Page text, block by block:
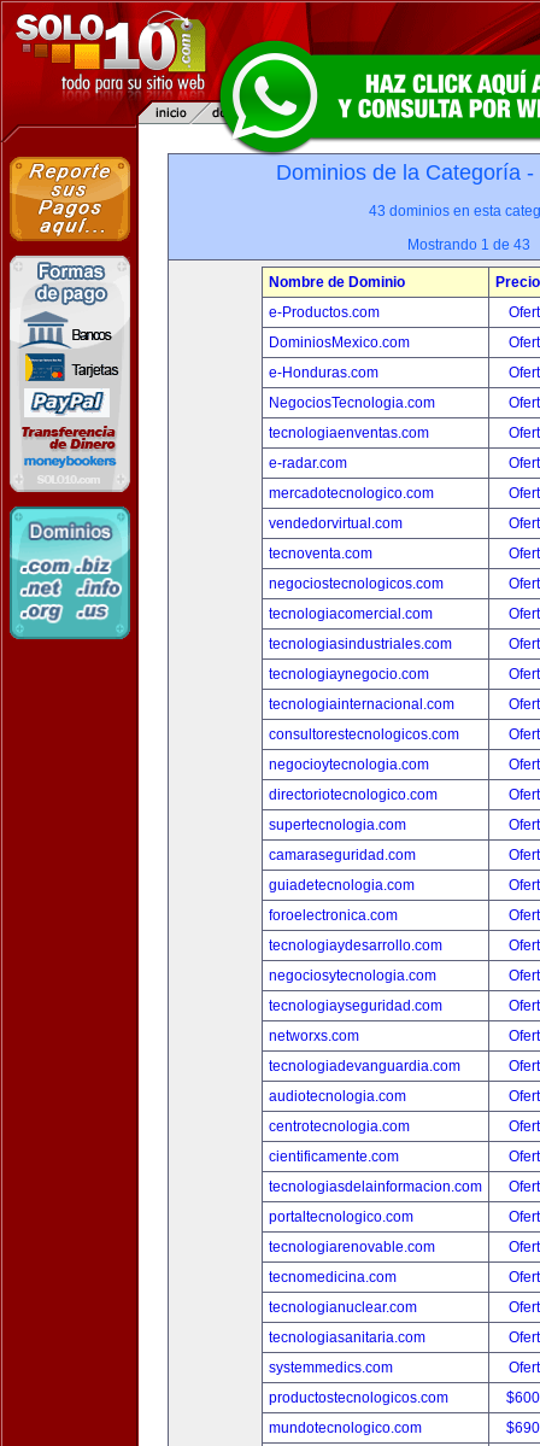
Dominios de la Categoría -
43 dominios en esta
Mostrando 1 de 43
Nombre de Dominio
Precio
e-Productos.com
DominiosMexico.com
e-Honduras.com
NegociosTecnologia.com
tecnologiaenventas.com
e-radar.com
mercadotecnologico.com
vendedorvirtual.com
tecnoventa.com
negociostecnologicos.com
tecnologiacomercial.com
tecnologiasindustriales.com
tecnologiaynegocio.com
tecnologiainternacional.com
consultorestecnologicos.com
negocioytecnologia.com
directoriotecnologico.com
supertecnologia.com
camaraseguridad.com
guiadetecnologia.com
foroelectronica.com
tecnologiaydesarrollo.com
negociosytecnologia.com
tecnologiayseguridad.com
networxs.com
tecnologiadevanguardia.com
audiotecnologia.com
centrotecnologia.com
cientificamente.com
tecnologiasdelainformacion.com
portaltecnologico.com
tecnologiarenovable.com
tecnomedicina.com
tecnologianuclear.com
tecnologiasanitaria.com
systemmedics.com
productostecnologicos.com
mundotecnologico.com